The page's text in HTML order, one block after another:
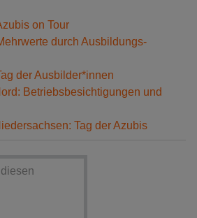
on Tour
durch Ausbildungs-
der Ausbilder*innen
Betriebsbesichtigungen und
Tag der Azubis